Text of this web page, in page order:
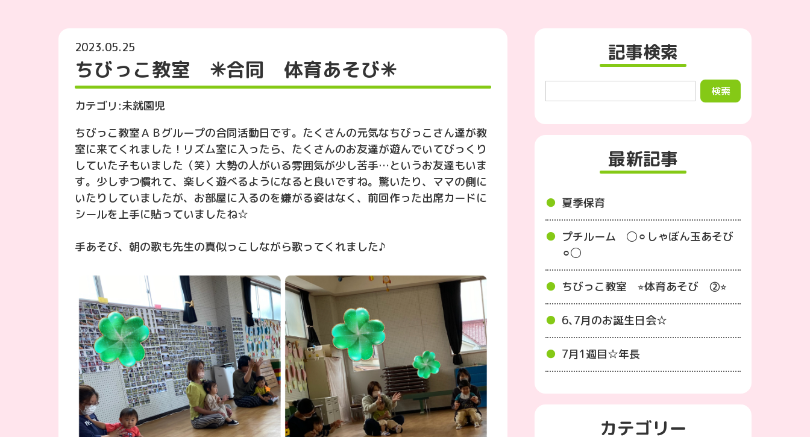
2023.05.25
ちびっこ教室 ✳︎合同 体育あそび✳︎
カテゴリ:未就園児
ちびっこ教室ＡＢグループの合同活動日です。たくさんの元気なちびっこさん達が教
室に来てくれました！リズム室に入ったら、たくさんのお友達が遊んでいてびっくり
していた子もいました（笑）大勢の人がいる雰囲気が少し苦手…というお友達もいま
す。少しずつ慣れて、楽しく遊べるようになると良いですね。驚いたり、ママの側に
いたりしていましたが、お部屋に入るのを嫌がる姿はなく、前回作った出席カードに
シールを上手に貼っていましたね☆
手あそび、朝の歌も先生の真似っこしながら歌ってくれました♪
記事検索
最新記事
夏季保育
プチルーム ◯⚪︎しゃぼん玉あそび
⚪︎◯
ちびっこ教室 ⭐︎体育あそび ②⭐︎
6､7月のお誕生日会☆
7月1週目☆年長
カテゴリー